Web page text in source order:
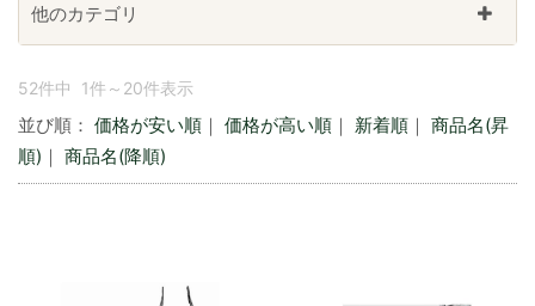
52件中 1件～20件表示
並び順： 価格が安い順 ｜ 価格が高い順 ｜ 新着順 ｜ 商品名(昇
順) ｜ 商品名(降順)
他のカテゴリ